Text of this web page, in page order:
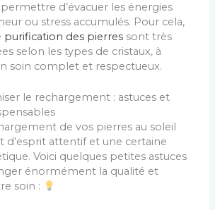
d’évacuer les énergies
ou stress accumulés. Pour cela,
purification des pierres sont très
selon les types de cristaux, à
soin complet et respectueux.
le rechargement : astuces et
de vos pierres au soleil
d’esprit attentif et une certaine
Voici quelques petites astuces
énormément la qualité et
soin :